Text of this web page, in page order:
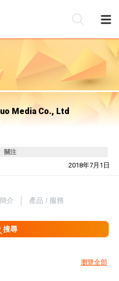
Media Co., Ltd
關注
2018年7月1日
簡介 產品 / 服務
搜尋
瀏覽全部